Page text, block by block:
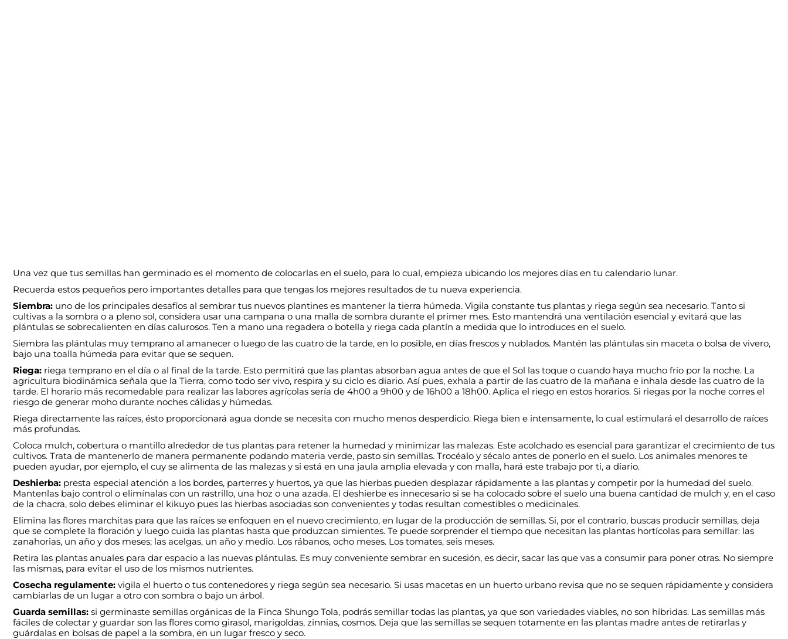
Una vez que tus semillas han germinado es el momento de colocarlas en el suelo, para lo cual, empieza ubicando los mejores días en tu calendario lunar.
Recuerda estos pequeños pero importantes detalles para que tengas los mejores resultados de tu nueva experiencia.
Siembra: uno de los principales desafíos al sembrar tus nuevos plantines es mantener la tierra húmeda. Vigila constante tus plantas y riega según sea necesario. Tanto si
cultivas a la sombra o a pleno sol, considera usar una campana o una malla de sombra durante el primer mes. Esto mantendrá una ventilación esencial y evitará que las
plántulas se sobrecalienten en días calurosos. Ten a mano una regadera o botella y riega cada plantín a medida que lo introduces en el suelo.
Siembra las plántulas muy temprano al amanecer o luego de las cuatro de la tarde, en lo posible, en días frescos y nublados. Mantén las plántulas sin maceta o bolsa de vivero,
bajo una toalla húmeda para evitar que se sequen.
Riega: riega temprano en el día o al final de la tarde. Esto permitirá que las plantas absorban agua antes de que el Sol las toque o cuando haya mucho frío por la noche. La
agricultura biodinámica señala que la Tierra, como todo ser vivo, respira y su ciclo es diario. Así pues, exhala a partir de las cuatro de la mañana e inhala desde las cuatro de la
tarde. El horario más recomedable para realizar las labores agrícolas sería de 4h00 a 9h00 y de 16h00 a 18h00. Aplica el riego en estos horarios. Si riegas por la noche corres el
riesgo de generar moho durante noches cálidas y húmedas.
Riega directamente las raíces, ésto proporcionará agua donde se necesita con mucho menos desperdicio. Riega bien e intensamente, lo cual estimulará el desarrollo de raíces
más profundas.
Coloca mulch, cobertura o mantillo alrededor de tus plantas para retener la humedad y minimizar las malezas. Este acolchado es esencial para garantizar el crecimiento de tus
cultivos. Trata de mantenerlo de manera permanente podando materia verde, pasto sin semillas. Trocéalo y sécalo antes de ponerlo en el suelo. Los animales menores te
pueden ayudar, por ejemplo, el cuy se alimenta de las malezas y si está en una jaula amplia elevada y con malla, hará este trabajo por ti, a diario.
Deshierba: presta especial atención a los bordes, parterres y huertos, ya que las hierbas pueden desplazar rápidamente a las plantas y competir por la humedad del suelo.
Mantenlas bajo control o elimínalas con un rastrillo, una hoz o una azada. El deshierbe es innecesario si se ha colocado sobre el suelo una buena cantidad de mulch y, en el caso
de la chacra, solo debes eliminar el kikuyo pues las hierbas asociadas son convenientes y todas resultan comestibles o medicinales.
Elimina las flores marchitas para que las raíces se enfoquen en el nuevo crecimiento, en lugar de la producción de semillas. Si, por el contrario, buscas producir semillas, deja
que se complete la floración y luego cuida las plantas hasta que produzcan simientes. Te puede sorprender el tiempo que necesitan las plantas hortícolas para semillar: las
zanahorias, un año y dos meses; las acelgas, un año y medio. Los rábanos, ocho meses. Los tomates, seis meses.
Retira las plantas anuales para dar espacio a las nuevas plántulas. Es muy conveniente sembrar en sucesión, es decir, sacar las que vas a consumir para poner otras. No siempre
las mismas, para evitar el uso de los mismos nutrientes.
Cosecha regulamente: vigila el huerto o tus contenedores y riega según sea necesario. Si usas macetas en un huerto urbano revisa que no se sequen rápidamente y considera
cambiarlas de un lugar a otro con sombra o bajo un árbol.
Guarda semillas: si germinaste semillas orgánicas de la Finca Shungo Tola, podrás semillar todas las plantas, ya que son variedades viables, no son híbridas. Las semillas más
fáciles de colectar y guardar son las flores como girasol, marigoldas, zinnias, cosmos. Deja que las semillas se sequen totamente en las plantas madre antes de retirarlas y
guárdalas en bolsas de papel a la sombra, en un lugar fresco y seco.